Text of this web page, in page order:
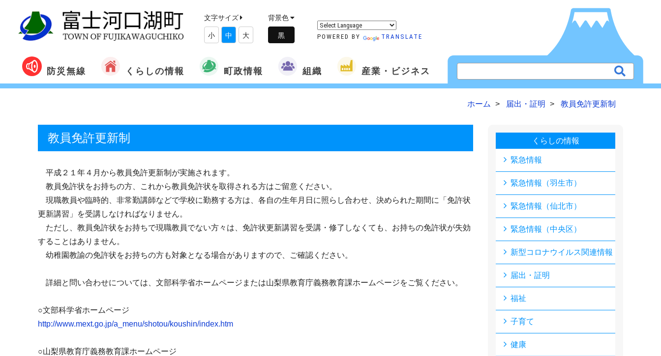
文字サイズ
小 中 大
背景色
POWERED BY TRANSLATE
防災無線 くらしの情報 町政情報 組織 産業・ビジネス
ホーム 届出・証明 教員免許更新制
教員免許更新制
平成２１年４月から教員免許更新制が実施されます。
教員免許状をお持ちの方、これから教員免許状を取得される方はご留意ください。
現職教員や臨時的、非常勤講師などで学校に勤務する方は、各自の生年月日に照らし合わせ、決められた期間に「免許状
更新講習」を受講しなければなりません。
ただし、教員免許状をお持ちで現職教員でない方々は、免許状更新講習を受講・修了しなくても、お持ちの免許状が失効
することはありません。
幼稚園教諭の免許状をお持ちの方も対象となる場合がありますので、ご確認ください。
詳細と問い合わせについては、文部科学省ホームページまたは山梨県教育庁義務教育課ホームページをご覧ください。
○文部科学省ホームページ
http://www.mext.go.jp/a_menu/shotou/koushin/index.htm
○山梨県教育庁義務教育課ホームページ
くらしの情報
緊急情報
緊急情報（羽生市）
緊急情報（仙北市）
緊急情報（中央区）
新型コロナウイルス関連情報
届出・証明
福祉
子育て
健康